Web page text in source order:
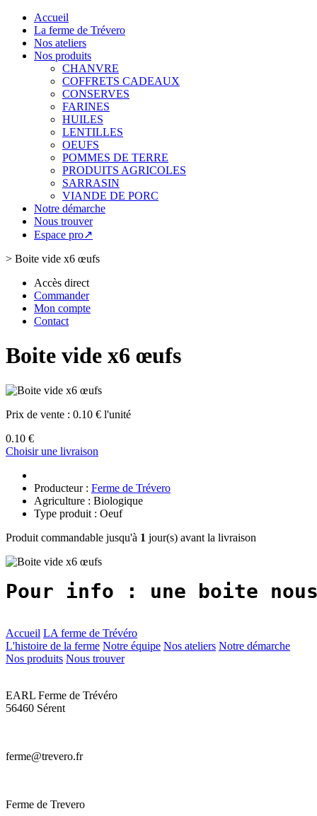
Accueil
La ferme de Trévero
Nos ateliers
Nos produits
CHANVRE
COFFRETS CADEAUX
CONSERVES
FARINES
HUILES
LENTILLES
OEUFS
POMMES DE TERRE
PRODUITS AGRICOLES
SARRASIN
VIANDE DE PORC
Notre démarche
Nous trouver
Espace pro↗
> Boite vide x6 œufs
Accès direct
Commander
Mon compte
Contact
Boite vide x6 œufs
Prix de vente : 0.10 € l'unité
0.10 €
Choisir une livraison
Producteur : Ferme de Trévero
Agriculture : Biologique
Type produit : Oeuf
Produit commandable jusqu'à 1 jour(s) avant la livraison
Pour info : une boite
Accueil LA ferme de Trévéro
L'histoire de la ferme Notre équipe Nos ateliers Notre démarche
Nos produits Nous trouver
EARL Ferme de Trévéro
56460 Sérent
ferme@trevero.fr
Ferme de Trevero